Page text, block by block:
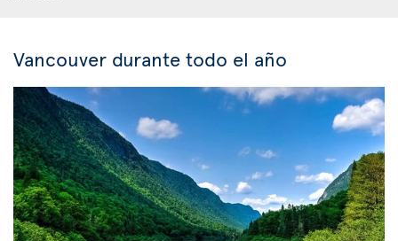
Vancouver durante todo el año